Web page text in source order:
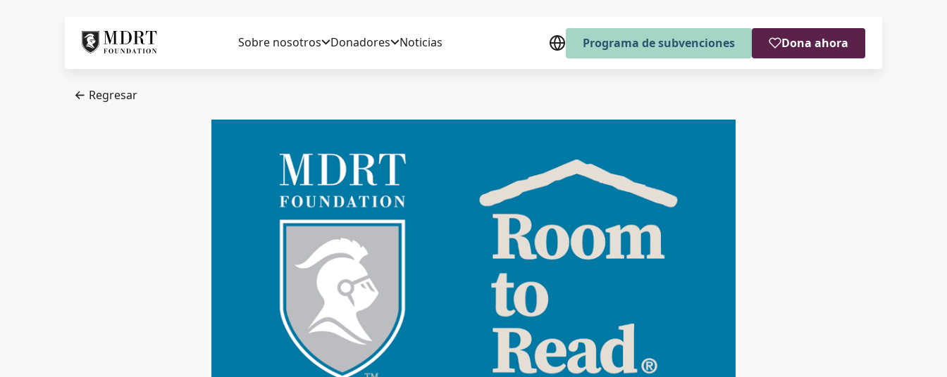
Sobre nosotros Donadores Noticias Programa de subvenciones Dona ahora
Regresar